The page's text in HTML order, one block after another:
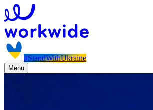
#StandWithUkraine
Menu